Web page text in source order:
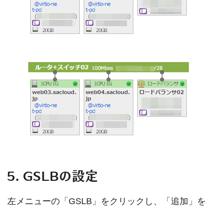
5. GSLBの設定
左メニューの「GSLB」をクリックし、「追加」を